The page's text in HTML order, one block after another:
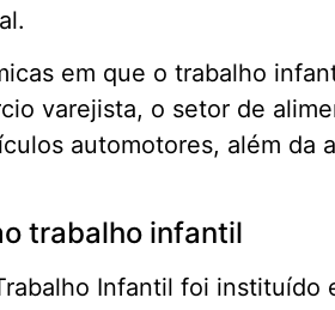
em que o trabalho
varejista, o setor de
automotores, além da
trabalho infantil
Infantil foi instituído